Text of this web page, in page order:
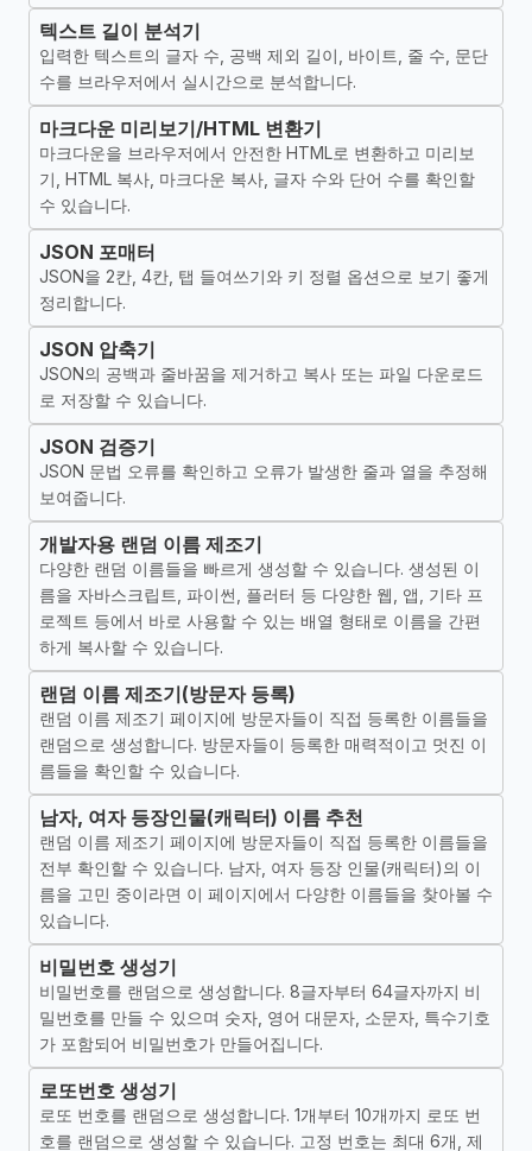
텍스트 길이 분석기
입력한 텍스트의 글자 수, 공백 제외 길이, 바이트, 줄 수, 문단
수를 브라우저에서 실시간으로 분석합니다.
마크다운 미리보기/HTML 변환기
마크다운을 브라우저에서 안전한 HTML로 변환하고 미리보
기, HTML 복사, 마크다운 복사, 글자 수와 단어 수를 확인할
수 있습니다.
JSON 포매터
JSON을 2칸, 4칸, 탭 들여쓰기와 키 정렬 옵션으로 보기 좋게
정리합니다.
JSON 압축기
JSON의 공백과 줄바꿈을 제거하고 복사 또는 파일 다운로드
로 저장할 수 있습니다.
JSON 검증기
JSON 문법 오류를 확인하고 오류가 발생한 줄과 열을 추정해
보여줍니다.
개발자용 랜덤 이름 제조기
다양한 랜덤 이름들을 빠르게 생성할 수 있습니다. 생성된 이
름을 자바스크립트, 파이썬, 플러터 등 다양한 웹, 앱, 기타 프
로젝트 등에서 바로 사용할 수 있는 배열 형태로 이름을 간편
하게 복사할 수 있습니다.
랜덤 이름 제조기(방문자 등록)
랜덤 이름 제조기 페이지에 방문자들이 직접 등록한 이름들을
랜덤으로 생성합니다. 방문자들이 등록한 매력적이고 멋진 이
름들을 확인할 수 있습니다.
남자, 여자 등장인물(캐릭터) 이름 추천
랜덤 이름 제조기 페이지에 방문자들이 직접 등록한 이름들을
전부 확인할 수 있습니다. 남자, 여자 등장 인물(캐릭터)의 이
름을 고민 중이라면 이 페이지에서 다양한 이름들을 찾아볼 수
있습니다.
비밀번호 생성기
비밀번호를 랜덤으로 생성합니다. 8글자부터 64글자까지 비
밀번호를 만들 수 있으며 숫자, 영어 대문자, 소문자, 특수기호
가 포함되어 비밀번호가 만들어집니다.
로또번호 생성기
로또 번호를 랜덤으로 생성합니다. 1개부터 10개까지 로또 번
호를 랜덤으로 생성할 수 있습니다. 고정 번호는 최대 6개, 제